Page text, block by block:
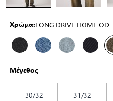
Χρώμα:LONG DRIVE HOME OD
Μέγεθος
30/32 31/32